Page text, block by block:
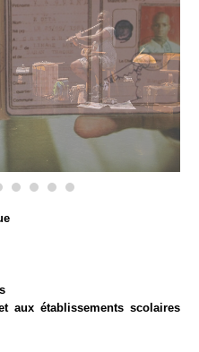
aux établissements scolaires